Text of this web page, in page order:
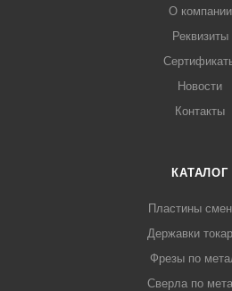
О компании
Реквизиты
Новости
Контакты
КАТАЛОГ
Пластины
Державки
Фрезы по
Сверла по